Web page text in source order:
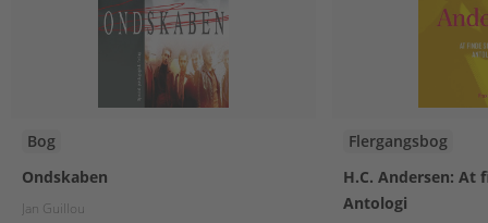
Bog
Ondskaben
Jan Guillou
Flergangsbog
H.C. Andersen: At
Antologi